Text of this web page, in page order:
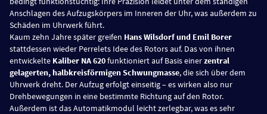
Anschlagen des Aufzugskörpers im Inneren der Uhr, was außerdem zu
Schäden im Uhrwerk führt.
Kaum zehn Jahre später greifen Hans Wilsdorf und Emil Borer
stattdessen wieder Perrelets Idee des Rotors auf. Das von ihnen
entwickelte Kaliber NA 620funktioniert auf Basis einerzentral
gelagerten, halbkreisförmigen Schwungmasse, die sich über dem
Uhrwerk dreht. Der Aufzug erfolgt einseitig – es wirken also nur
Drehbewegungen in eine bestimmte Richtung auf den Rotor.
Außerdem ist das Automatikmodul leicht zerlegbar, was es sehr